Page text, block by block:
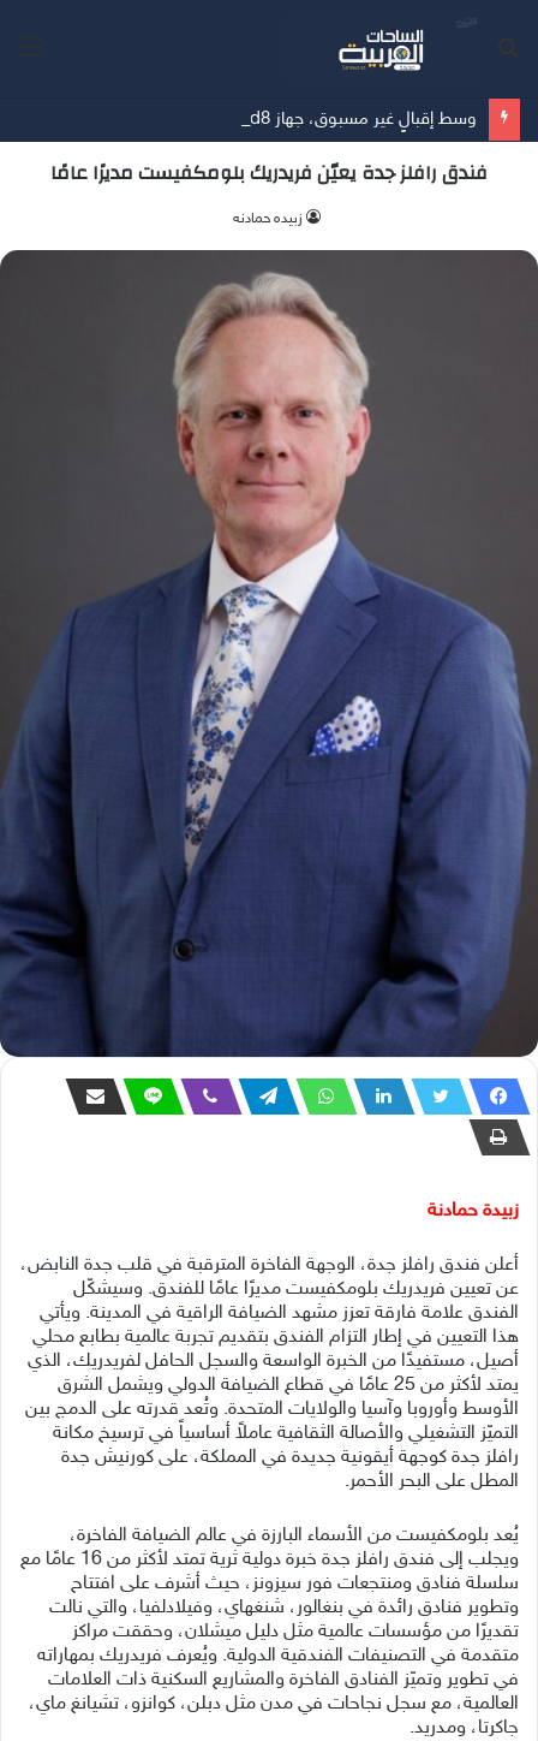
فندق رافلز جدة يعيّن فريدريك بلومكفيست مديرًا عامًا
زبيده حمادنه
زبيدة حمادنة
أعلن فندق رافلز جدة، الوجهة الفاخرة المترقبة في قلب جدة النابض،
عن تعيين فريدريك بلومكفيست مديرًا عامًا للفندق. وسيشكّل
الفندق علامة فارقة تعزز مشهد الضيافة الراقية في المدينة. ويأتي
هذا التعيين في إطار التزام الفندق بتقديم تجربة عالمية بطابع محلي
أصيل، مستفيدًا من الخبرة الواسعة والسجل الحافل لفريدريك، الذي
يمتد لأكثر من 25 عامًا في قطاع الضيافة الدولي ويشمل الشرق
الأوسط وأوروبا وآسيا والولايات المتحدة. وتُعد قدرته على الدمج بين
التميّز التشغيلي والأصالة الثقافية عاملاً أساسياً في ترسيخ مكانة
رافلز جدة كوجهة أيقونية جديدة في المملكة، على كورنيش جدة
المطل على البحر الأحمر.
يُعد بلومكفيست من الأسماء البارزة في عالم الضيافة الفاخرة،
ويجلب إلى فندق رافلز جدة خبرة دولية ثرية تمتد لأكثر من 16 عامًا مع
سلسلة فنادق ومنتجعات فور سيزونز، حيث أشرف على افتتاح
وتطوير فنادق رائدة في بنغالور، شنغهاي، وفيلادلفيا، والتي نالت
تقديرًا من مؤسسات عالمية مثل دليل ميشلان، وحققت مراكز
متقدمة في التصنيفات الفندقية الدولية. ويُعرف فريدريك بمهاراته
في تطوير وتميّز الفنادق الفاخرة والمشاريع السكنية ذات العلامات
العالمية، مع سجل نجاحات في مدن مثل دبلن، كوانزو، تشيانغ ماي،
جاكرتا، ومدريد.